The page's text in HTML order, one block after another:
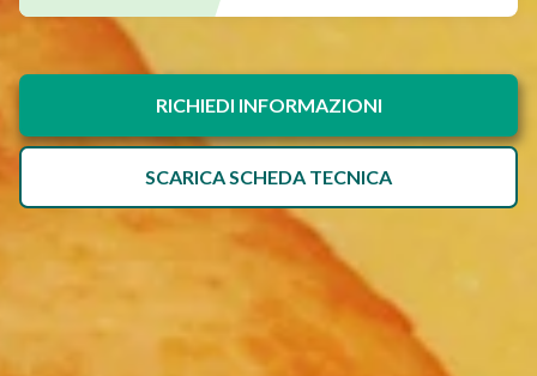
RICHIEDI INFORMAZIONI
SCARICA SCHEDA TECNICA